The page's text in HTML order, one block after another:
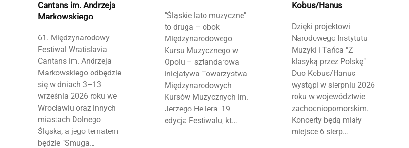
Cantans im. Andrzeja
Markowskiego
61. Międzynarodowy
Festiwal Wratislavia
Cantans im. Andrzeja
Markowskiego odbędzie
się w dniach 3–13
września 2026 roku we
Wrocławiu oraz innych
miastach Dolnego
Śląska, a jego tematem
będzie "Smuga…
"Śląskie lato muzyczne"
to druga – obok
Międzynarodowego
Kursu Muzycznego w
Opolu – sztandarowa
inicjatywa Towarzystwa
Międzynarodowych
Kursów Muzycznych im.
Jerzego Hellera. 19.
edycja Festiwalu, kt…
Kobus/Hanus
Dzięki projektowi
Narodowego Instytutu
Muzyki i Tańca "Z
klasyką przez Polskę"
Duo Kobus/Hanus
wystąpi w sierpniu 2026
roku w województwie
zachodniopomorskim.
Koncerty będą miały
miejsce 6 sierp…